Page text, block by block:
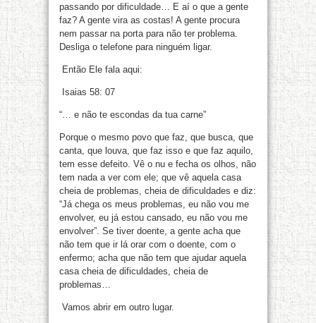
passando por dificuldade… E aí o que a gente
faz? A gente vira as costas! A gente procura
nem passar na porta para não ter problema.
Desliga o telefone para ninguém ligar.
Então Ele fala aqui:
Isaias 58: 07
“… e não te escondas da tua carne”
Porque o mesmo povo que faz, que busca, que
canta, que louva, que faz isso e que faz aquilo,
tem esse defeito. Vê o nu e fecha os olhos, não
tem nada a ver com ele; que vê aquela casa
cheia de problemas, cheia de dificuldades e diz:
“Já chega os meus problemas, eu não vou me
envolver, eu já estou cansado, eu não vou me
envolver”. Se tiver doente, a gente acha que
não tem que ir lá orar com o doente, com o
enfermo; acha que não tem que ajudar aquela
casa cheia de dificuldades, cheia de
problemas…
Vamos abrir em outro lugar.